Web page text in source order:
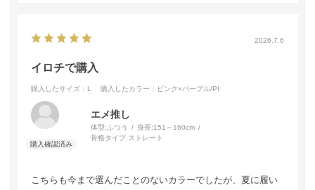
2026.7.6
イロチで購入
購入したサイズ：L 購入したカラー：ピンク×パープル/PI
エメ推し
体型:ふつう 身長:151～160cm
骨格タイプ:ストレート
こちらも今まで選んだことのないカラーでしたが、夏に履い